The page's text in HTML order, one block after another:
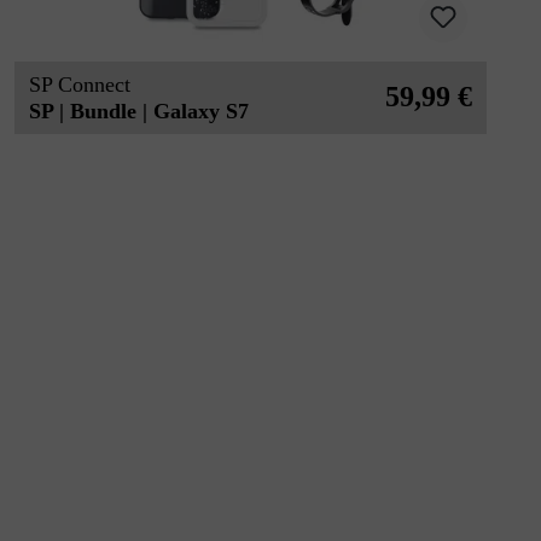
SP Connect
SP | Bundle | Galaxy S7
59,99 €